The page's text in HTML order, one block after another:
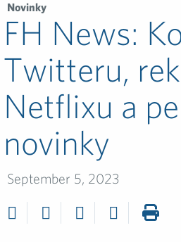
Novinky
FH News:
Twitteru,
Netflixu a
novinky
September 5, 2023